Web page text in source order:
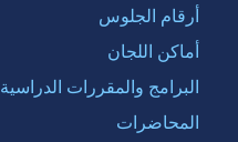
أرقام الجلوس
أماكن اللجان
البرامج والمقررات الدراسية
المحاضرات